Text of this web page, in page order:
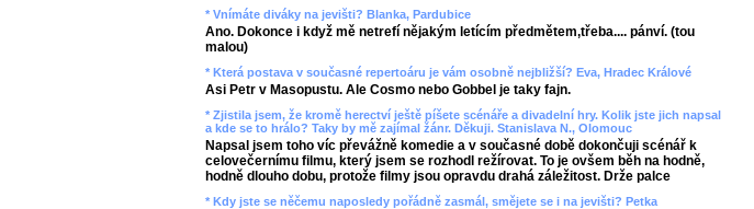
* Vnímáte diváky na jevišti? Blanka, Pardubice
Ano. Dokonce i když mě netrefí nějakým letícím předmětem,třeba.... pánví. (tou
malou)
* Která postava v současné repertoáru je vám osobně nejbližší? Eva, Hradec Králové
Asi Petr v Masopustu. Ale Cosmo nebo Gobbel je taky fajn.
* Zjistila jsem, že kromě herectví ještě píšete scénáře a divadelní hry. Kolik jste jich napsal
a kde se to hrálo? Taky by mě zajímal žánr. Děkuji. Stanislava N., Olomouc
Napsal jsem toho víc převážně komedie a v současné době dokončuji scénář k
celovečernímu filmu, který jsem se rozhodl režírovat. To je ovšem běh na hodně,
hodně dlouho dobu, protože filmy jsou opravdu drahá záležitost. Drže palce
* Kdy jste se něčemu naposledy pořádně zasmál, smějete se i na jevišti? Petka